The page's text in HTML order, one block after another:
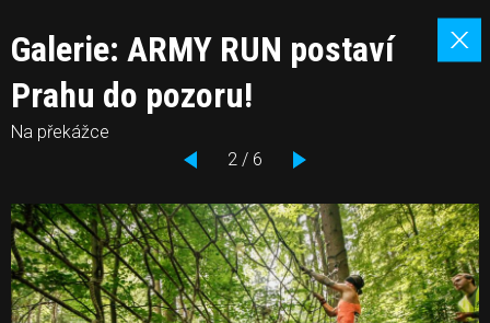
Galerie: ARMY RUN postaví
Prahu do pozoru!
Na překážce
2 / 6